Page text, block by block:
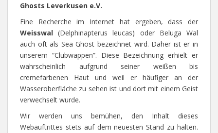
Ghosts Leverkusen e.V.
Eine Recherche im Internet hat ergeben, dass der
Weisswal (Delphinapterus leucas) oder Beluga Wal
auch oft als Sea Ghost bezeichnet wird. Daher ist er in
unserem “Clubwappen”. Diese Bezeichnung erhielt er
wahrscheinlich aufgrund seiner weißen bis
cremefarbenen Haut und weil er häufiger an der
Wasseroberfläche zu sehen ist und dort mit einem Geist
verwechselt wurde.
Wir werden uns bemühen, den Inhalt dieses
Webauftrittes stets auf dem neuesten Stand zu halten.